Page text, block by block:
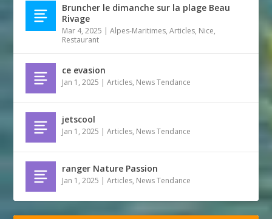
Bruncher le dimanche sur la plage Beau
Rivage
Mar 4, 2025 |Alpes-Maritimes,Articles, Nice,
Restaurant
ce evasion
Jan 1, 2025 |Articles, News Tendance
jetscool
Jan 1, 2025 |Articles, News Tendance
ranger Nature Passion
Jan 1, 2025 |Articles, News Tendance